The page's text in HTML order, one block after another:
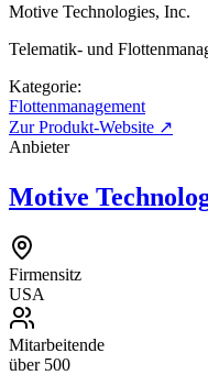
Motive Technologies, Inc.
Telematik- und
Kategorie:
Flottenmanagement
Zur Produkt-Website ↗
Anbieter
Motive
Firmensitz
USA
Mitarbeitende
über 500